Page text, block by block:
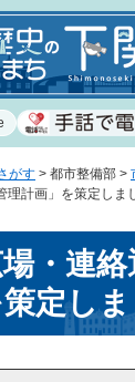
がす > 都市整備部 >
理計画」を策定しま
場・連
定し